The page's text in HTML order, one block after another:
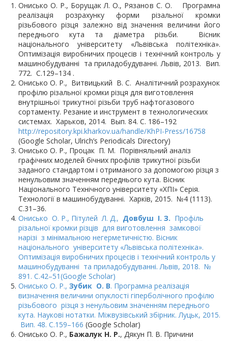
Онисько О. Р., Борущак Л. О., Рязанов С. О. Програмна
реалізація розрахунку форми різальної кромки
різьбового різця залежно від значення величини його
переднього кута та діаметра різьби. Вісник
національного університету «Львівська політехніка».
Оптимізація виробничих процесів і технічний контроль у
машинобудуванні та приладобудуванні. Львів, 2013. Вип.
772. С.129–134 .
Онисько О. Р., Витвицький В. С. Аналітичний розрахунок
профілю різальної кромки різця для виготовлення
внутрішньої трикутної різьби труб нафтогазового
сортаменту. Резание и инструмент в технологических
системах. Харьков, 2014. Вып. 84. С. 186–192
http://repository.kpi.kharkov.ua/handle/KhPI-Press/16758
(Google Scholar, Ulrich’s Periodicals Directory)
Онисько О. Р., Процак П. М. Порівняльний аналіз
графічних моделей бічних профілів трикутної різьби
заданого стандартом і отриманого за допомогою різця з
ненульовим значенням переднього кута. Вісник
Національного Технічного університету «ХПІ» Серія.
Технології в машинобудуванні. Харків, 2015. №4 (1113).
С.31–36.
Онисько О. Р., Пітулей Л. Д., Довбуш І. З. Профіль
різальної кромки різців для виготовлення замкової
нарізі з мінімальною негерметичністю. Вісник
національного університету «Львівська політехніка».
Оптимізація виробничих процесів і технічний контроль у
машинобудуванні та приладобудуванні. Львів, 2018. №
891. С.42–51(Google Scholar)
Онисько О. Р., Зубик О. В. Програмна реалізація
визначення величини опуклості гіперболічного профілю
різьбового різця з ненульовим значенням переднього
кута. Наукові нотатки. Міжвузівський збірник. Луцьк, 2015.
Вип. 48. С.159–166 (Google Scholar)
Онисько О. Р., Бажалук Н. Р., Дякун П. В. Причини